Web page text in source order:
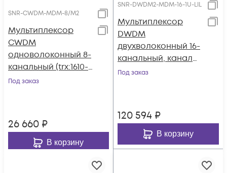
SNR-CWDM-MDM-8/M2
Мультиплексор
CWDM
одноволоконный 8-
канальный (trx:1610-
1390, 1470-1310), в
Под заказ
26 660 ₽
В корзину
SNR-DWDM2-MDM-16-1U-LIL
Мультиплексор
DWDM
двухволоконный 16-
канальный, каналы
41~44, 46~49, 51~54,
Под заказ
120 594 ₽
В корзину